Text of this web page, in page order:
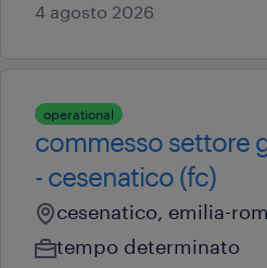
4 agosto 2026
operational
commesso settore
- cesenatico (fc)
cesenatico, emilia-
tempo determinato